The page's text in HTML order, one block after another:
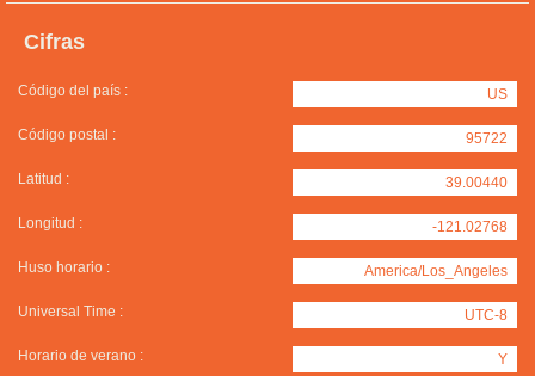
Cifras
Código del país : US
Código postal : 95722
Latitud : 39.00440
Longitud : -121.02768
Huso horario : America/Los_Angeles
Universal Time : UTC-8
Horario de verano : Y